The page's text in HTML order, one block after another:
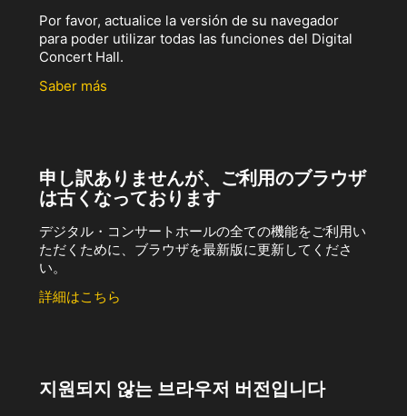
Por favor, actualice la versión de su navegador
para poder utilizar todas las funciones del Digital
Concert Hall.
Saber más
申し訳ありませんが、ご利用のブラウザ
は古くなっております
デジタル・コンサートホールの全ての機能をご利用い
ただくために、ブラウザを最新版に更新してくださ
い。
詳細はこちら
지원되지 않는 브라우저 버전입니다